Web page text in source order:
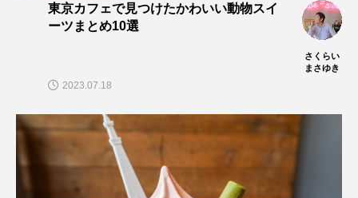
東京カフェで見つけたかわいい動物スイ
ーツまとめ10選
さくらい
まさゆき
2023.07.18